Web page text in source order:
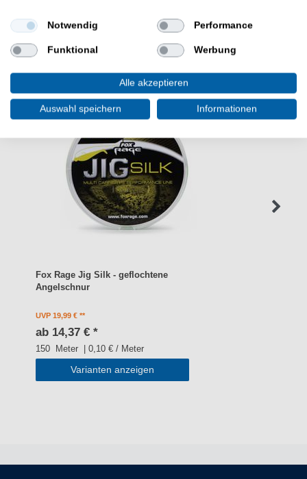
WEITERE INTERESSANTE ARTIKEL
Fox Rage Jig Silk - geflochtene
Angelschnur
UVP 19,99 €
ab 14,37 € *
150 Meter | 0,10 € / Meter
Varianten anzeigen
Notwendig Performance
Funktional Werbung
Alle akzeptieren
Auswahl speichern Informationen